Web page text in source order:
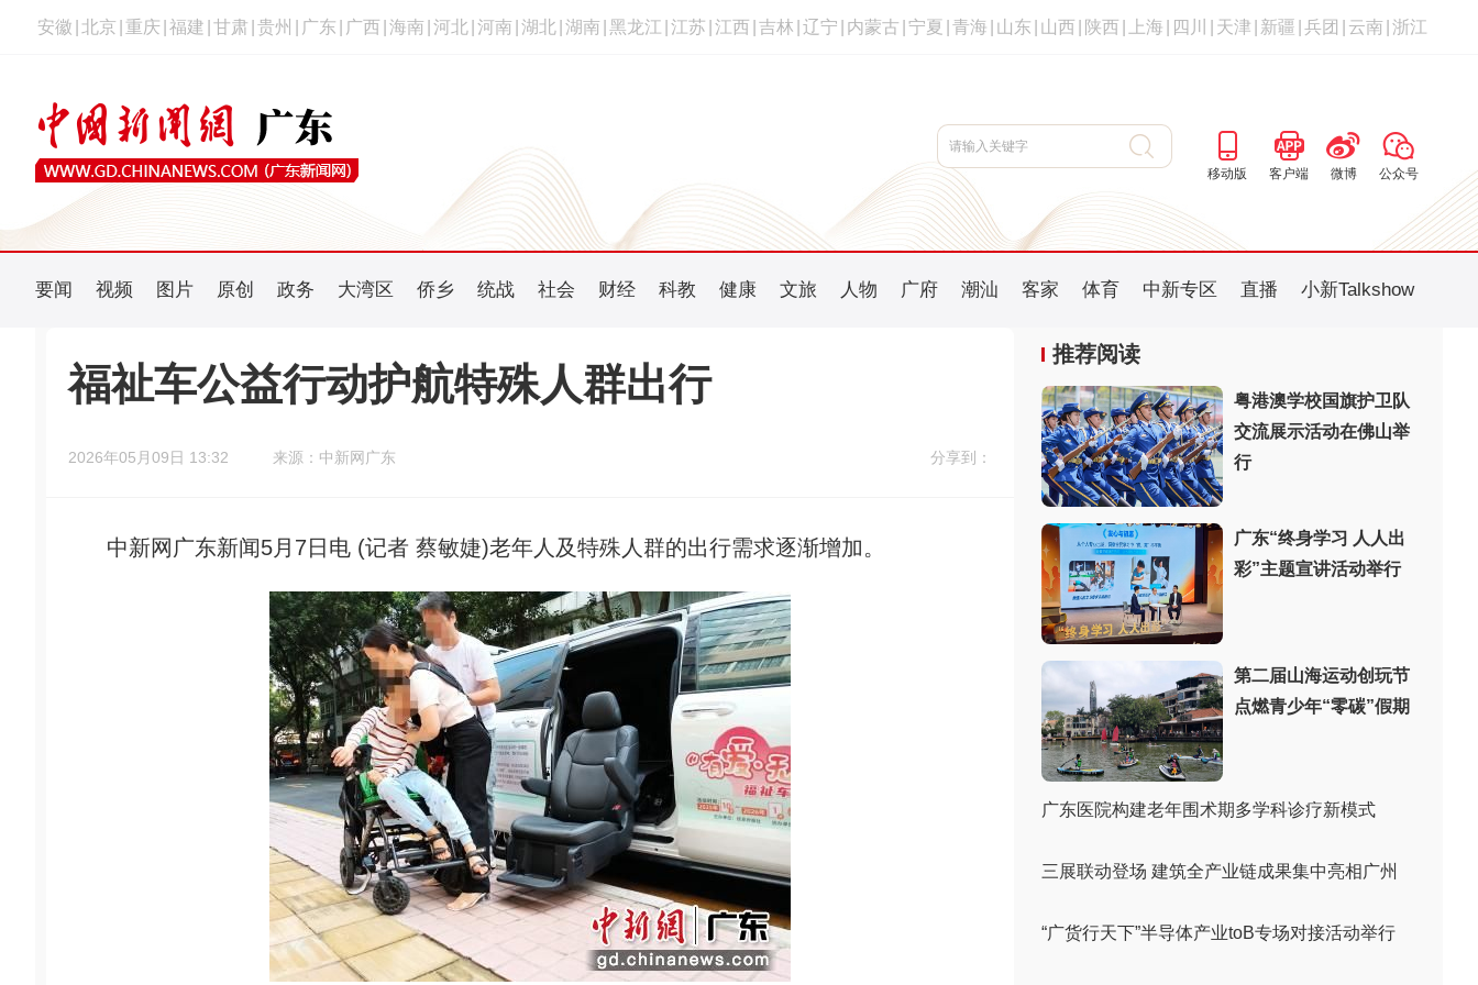
安徽 北京 重庆 福建 甘肃 贵州 广东 广西 海南 河北 河南 湖北 湖南 黑龙江 江苏 江西 吉林 辽宁 内蒙古 宁夏 青海 山东 山西 陕西 上海 四川 天津 新疆 兵团 云南 浙江
移动版 客户端 微博 公众号
要闻 视频 图片 原创 政务 大湾区 侨乡 统战 社会 财经 科教 健康 文旅 人物 广府 潮汕 客家 体育 中新专区 直播 小新Talkshow
福祉车公益行动护航特殊人群出行
2026年05月09日 13:32 来源：中新网广东 分享到：
中新网广东新闻5月7日电 (记者 蔡敏婕)老年人及特殊人群的出行需求逐渐增加。
推荐阅读
粤港澳学校国旗护卫队
交流展示活动在佛山举
行
广东“终身学习 人人出
彩”主题宣讲活动举行
第二届山海运动创玩节
点燃青少年“零碳”假期
广东医院构建老年围术期多学科诊疗新模式
三展联动登场 建筑全产业链成果集中亮相广州
“广货行天下”半导体产业toB专场对接活动举行